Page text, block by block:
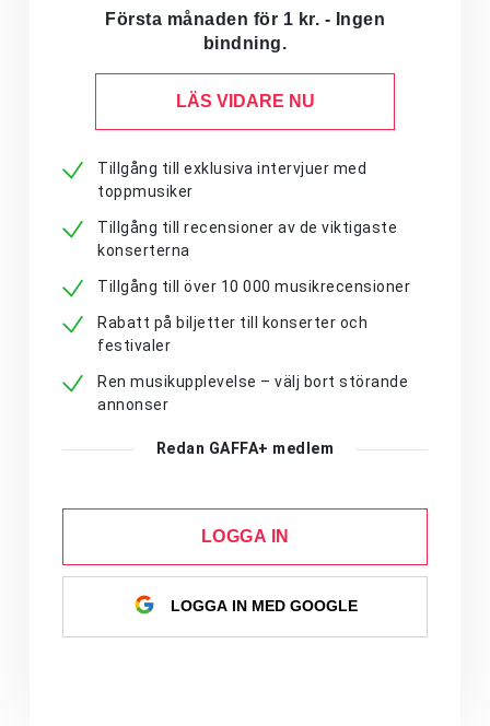
Första månaden för 1 kr. - Ingen
bindning.
LÄS VIDARE NU
Tillgång till exklusiva intervjuer med
toppmusiker
Tillgång till recensioner av de viktigaste
konserterna
Tillgång till över 10 000 musikrecensioner
Rabatt på biljetter till konserter och
festivaler
Ren musikupplevelse – välj bort störande
annonser
Redan GAFFA+ medlem
LOGGA IN
LOGGA IN MED GOOGLE